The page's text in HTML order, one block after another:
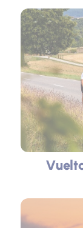
Foto
Foto